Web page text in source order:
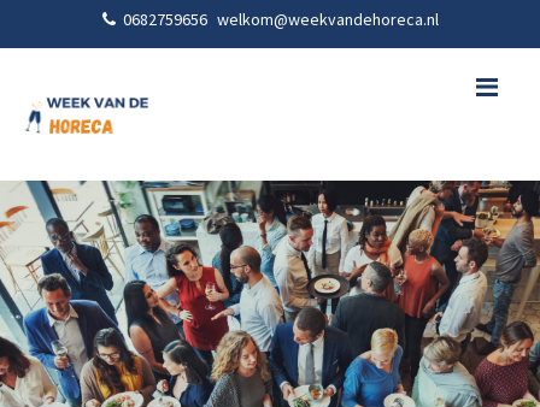
0682759656 welkom@weekvandehoreca.nl